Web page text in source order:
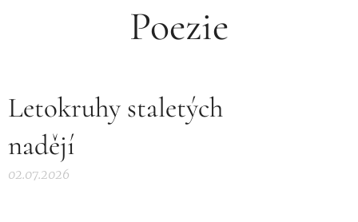
Poezie
Letokruhy staletých
nadějí
02.07.2026